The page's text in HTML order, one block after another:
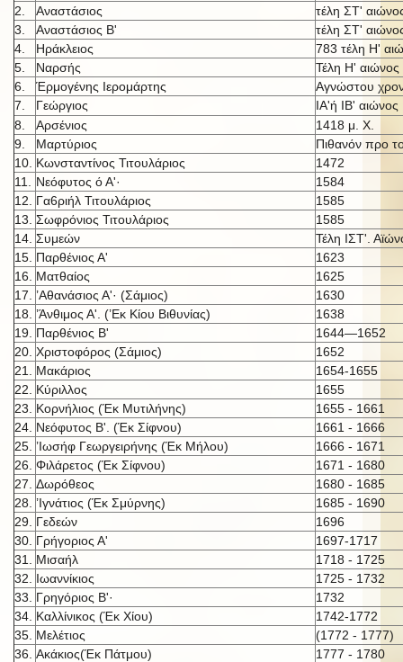
2.
Αναστάσιος
τέλη ΣΤ'
3.
Αναστάσιος Β'
τέλη ΣΤ'
4.
Ηράκλειος
783 τέλη Η'
5.
Ναρσής
Τέλη Η' αιώνος
6.
Έρμογένης Ιερομάρτης
Αγνώστου
7.
Γεώργιος ΙΑ'ή IB' αιώνος
8.
Αρσένιος
1418 μ. X.
9.
Μαρτύριος
Πιθανόν προ
10. Κωνσταντίνος Τιτουλάριος
1472
11.
Νεόφυτος ό Α'·
1584
12.
Γα6ριήλ Τιτουλάριος
1585
13. Σωφρόνιος Τιτουλάριος
1585
14. Συμεών
Τέλη ΙΣΤ'.
15. Παρθένιος Α'
1623
16.
Ματθαίος
1625
17.
’Αθανάσιος Α'· (Σάμιος)
1630
18.
’Άνθιμος Α'. (’Εκ Κίου Βιθυνίας)
1638
19. Παρθένιος Β'
1644—1652
20. Χριστοφόρος (Σάμιος)
1652
21.
Μακάριος
1654-1655
22.
Κύριλλος
1655
23.
Κορνήλιος (Έκ Μυτιλήνης)
1655 - 1661
24. Νεόφυτος Β'. (Έκ Σίφνου)
1661 - 1666
25. ’Ιωσήφ Γεωργειρήνης (Έκ Μήλου)
1666 - 1671
26. Φιλάρετος (Έκ Σίφνου)
1671 - 1680
27. Δωρόθεος
1680 - 1685
28.
’Ιγνάτιος (Έκ Σμύρνης)
1685 - 1690
29. Γεδεών
1696
30. Γρήγοριος Α'
1697-1717
31.
Μισαήλ
1718 - 1725
32.
Ιωαννίκιος
1725 - 1732
33.
Γρηγόριος Β'·
1732
34. Καλλίνικος (Έκ Χίου)
1742-1772
35. Μελέτιος
(1772 - 1777)
36. Ακάκιος(Έκ Πάτμου)
1777 - 1780